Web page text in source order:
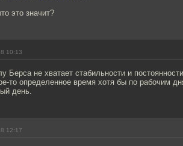
это значит?
10:13
Берса не хватает стабильности и
то определенное время хотя бы по рабочим
день.
12:17